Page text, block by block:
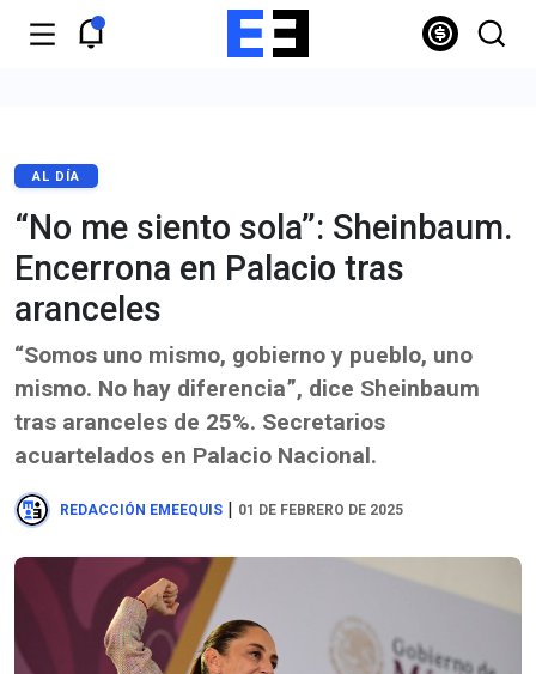
AL DÍA
“No me siento sola”: Sheinbaum.
Encerrona en Palacio tras
aranceles
“Somos uno mismo, gobierno y pueblo, uno
mismo. No hay diferencia”, dice Sheinbaum
tras aranceles de 25%. Secretarios
acuartelados en Palacio Nacional.
REDACCIÓN EMEEQUIS | 01 DE FEBRERO DE 2025